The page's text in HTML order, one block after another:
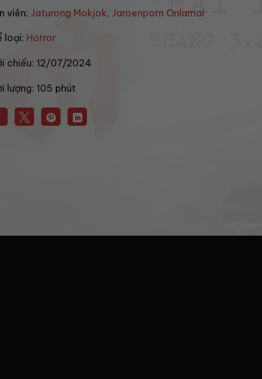
viên: Jaturong Mokjok, Jaroenporn Onlamai
loại: Horror
chiếu: 12/07/2024
lượng: 105 phút